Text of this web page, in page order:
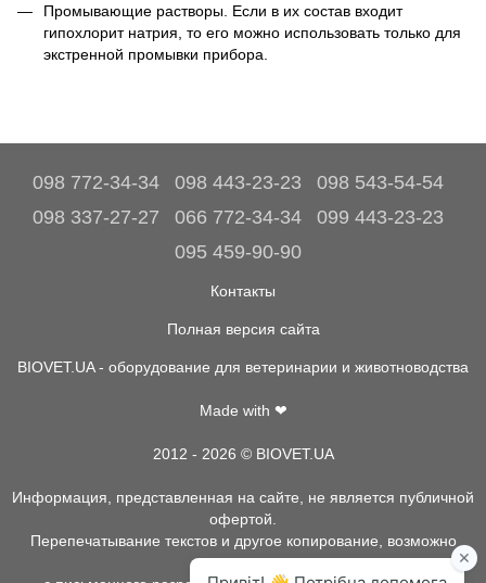
Промывающие растворы. Если в их состав входит
гипохлорит натрия, то его можно использовать только для
экстренной промывки прибора.
098 772-34-34 098 443-23-23
098 543-54-54
098 337-27-27
066 772-34-34
099 443-23-23
095 459-90-90
Контакты
Полная версия сайта
BIOVET.UA - оборудование для ветеринарии и животноводства
Made with ❤
2012 - 2026 © BIOVET.UA
Информация, представленная на сайте, не является публичной
офертой.
Перепечатывание текстов и другое копирование, возможно
только